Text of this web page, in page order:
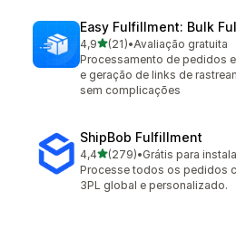
Easy Fulfillment: Bulk
4,9de 5 estrelas
(21)
21 avaliações ao todo
•Avaliação gratuita
Processamento de pedidos
e geração de links de
sem complicações
ShipBob Fulfillment
4,4de 5 estrelas
(279)
279 avaliações ao todo
•Grátis para
Processe todos os pedidos
3PL global e personalizado.